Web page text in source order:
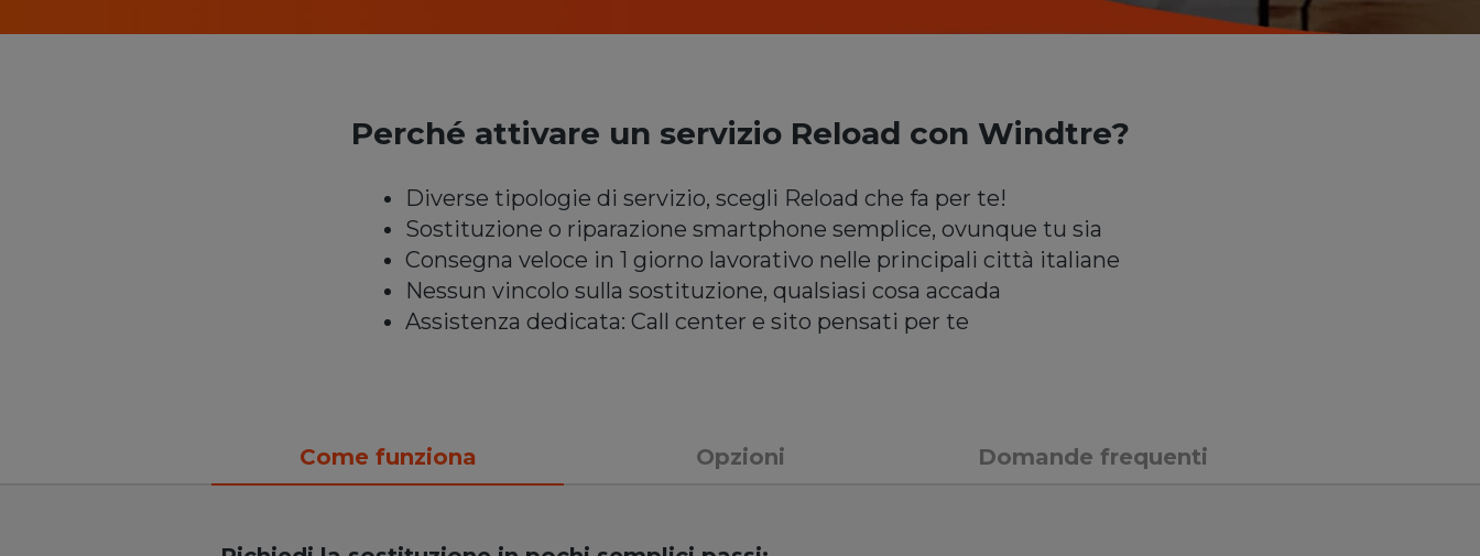
Perché attivare un servizio Reload con Windtre?
Diverse tipologie di servizio, scegli Reload che fa per te!
Sostituzione o riparazione smartphone semplice, ovunque tu sia
Consegna veloce in 1 giorno lavorativo nelle principali città italiane
Nessun vincolo sulla sostituzione, qualsiasi cosa accada
Assistenza dedicata: Call center e sito pensati per te
Come funziona Opzioni Domande frequenti
Sostituire il tuo smartphone non e' mai stato cosi' semplice